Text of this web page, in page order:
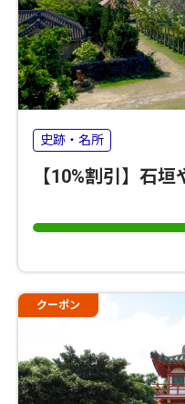
史跡・名所
【10%割引】石
クーポン